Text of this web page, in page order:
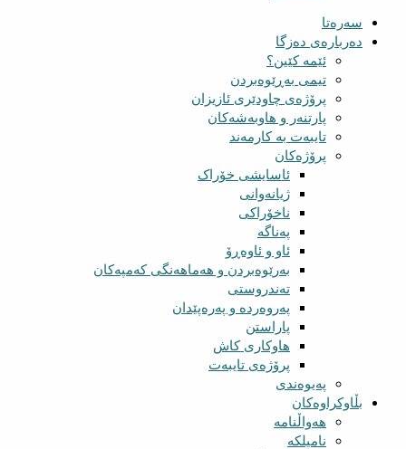
سەرەتا
دەربارەی دەزگا
ئێمە کێین؟
تیمی بەڕێوەبردن
پرۆژەی چاودێری ئازیزان
پارتنەر و هاوبەشەکان
تایبەت بە کارمەند
پرۆژەکان
ئاسایشی خۆراک
ژیانەوانی
ناخۆراکی
پەناگە
ئاو و ئاوەڕۆ
بەرێوەبردن و هەماهەنگی کەمپەکان
تەندروستی
پەروەردە و پەرەپێدان
پاراستن
هاوکاری کاش
پرۆژەی تایبەت
پەیوەندی
بڵاوکراوەکان
هەواڵنامە
نامیلکە